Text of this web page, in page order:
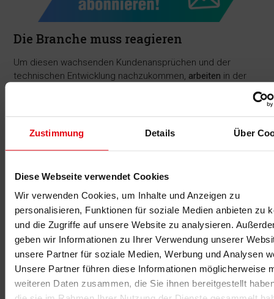
Zustimmung Details Über
Diese Webseite verwendet Cookies
Wir verwenden Cookies, um Inhalte und Anzeigen zu
personalisieren, Funktionen für soziale Medien anbieten zu
und die Zugriffe auf unsere Website zu analysieren.
geben wir Informationen zu Ihrer Verwendung unserer
unsere Partner für soziale Medien, Werbung und Analysen
Unsere Partner führen diese Informationen möglicherweise
weiteren Daten zusammen, die Sie ihnen bereitgestellt
Die Branche muss reagieren
Um diesen wachsenden Kundenansprüchen und der
technischen Entwicklung nachzukommen, arbeiten in der
spezifischenApp-Anbietern zusammen. (Unseren Artikel zu
diesem Thema finden Sie
Die gesamte Fitness- und Gesundheitsbranche ist
gefordert, auf diesen langfristigen Trend zu reagieren und
die Vorteile der zunehmenden Digitalisierung noch mehr zu
Qualifizierte Experten für den digitalen
Zukunftsmarkt
DieDeutsche Hochschule für Prävention und
Gesundheitsmanagementbietet ab dem WS 2020 mit dem
interdisziplinären, technikorientierten dualenBachelor-